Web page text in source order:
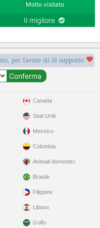
Molto visitato
Il migliore
per favore sii di supporto
Canada
Stati Uniti
Messico
Colombia
Animali domestici
Brasile
Filippine
Libano
Golfo